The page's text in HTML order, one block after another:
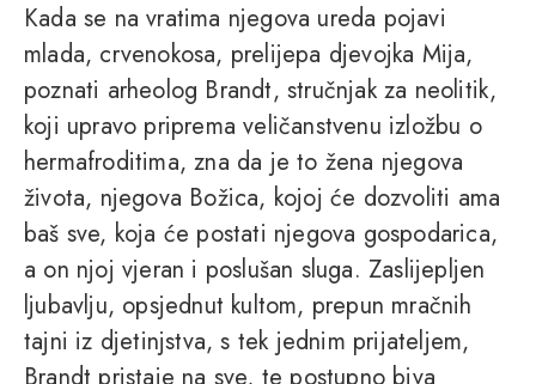
Kada se na vratima njegova ureda pojavi
mlada, crvenokosa, prelijepa djevojka Mija,
poznati arheolog Brandt, stručnjak za neolitik,
koji upravo priprema veličanstvenu izložbu o
hermafroditima, zna da je to žena njegova
života, njegova Božica, kojoj će dozvoliti ama
baš sve, koja će postati njegova gospodarica,
a on njoj vjeran i poslušan sluga. Zaslijepljen
ljubavlju, opsjednut kultom, prepun mračnih
tajni iz djetinjstva, s tek jednim prijateljem,